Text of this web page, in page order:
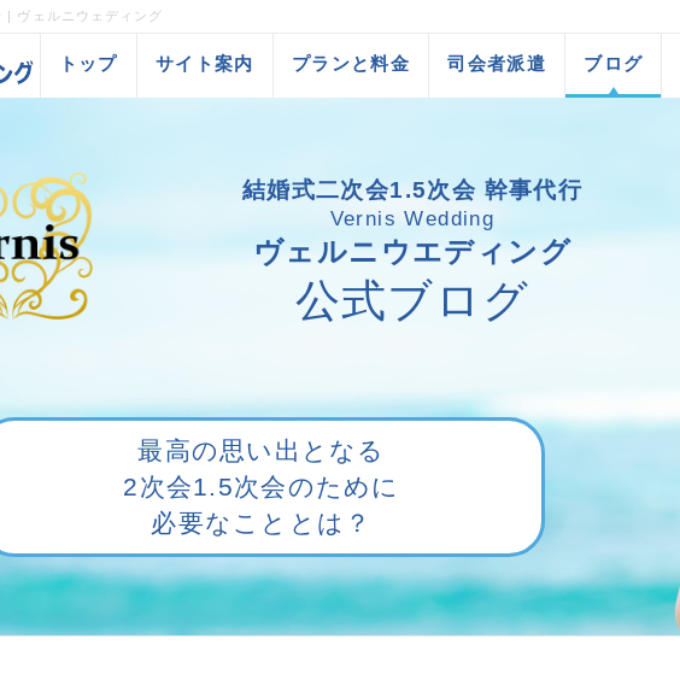
| ヴェルニウェディング
トップ サイト案内 プランと料金 司会者派遣 ブログ
結婚式二次会1.5次会 幹事代行
Vernis Wedding
ヴェルニウエディング
公式ブログ
最高の思い出となる
2次会1.5次会のために
必要なこととは？